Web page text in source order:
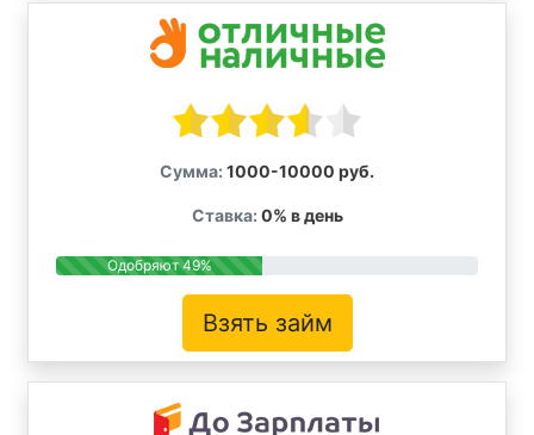
Сумма: 1000-10000 руб.
Ставка: 0% в день
Одобряют 49%
Взять займ